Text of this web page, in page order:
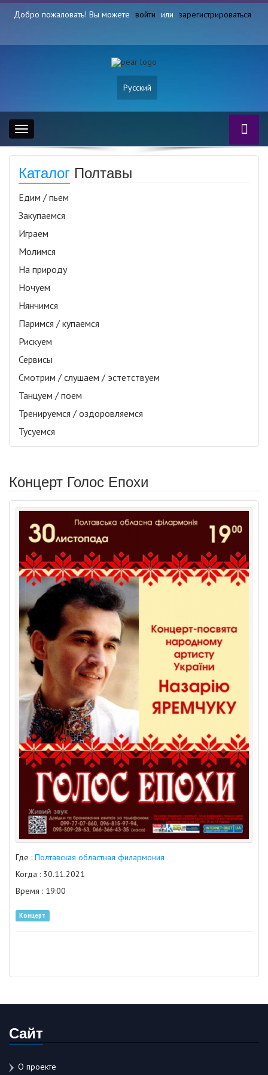
Добро пожаловать! Вы можете войти или зарегистрироваться
Русский
Toggle
navigation
Каталог Полтавы
Едим / пьем
Закупаемся
Играем
Молимся
На природу
Ночуем
Нянчимся
Паримся / купаемся
Рискуем
Сервисы
Смотрим / слушаем / эстетствуем
Танцуем / поем
Тренируемся / оздоровляемся
Тусуемся
Концерт Голос Епохи
Где : Полтавская областная филармония
Когда : 30.11.2021
Время : 19:00
Концерт
Сайт
О проекте